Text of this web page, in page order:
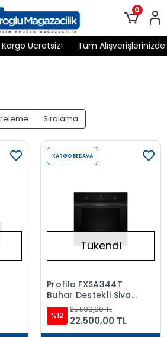
Ücretsiz! Tüm
0
Sıralama
KARGO BEDAVA
Tükendi
Profilo FXSA344T
Buhar Destekli Siyah
Ankastre Fırın 8
Fonksiyon
%12
25.500,00 TL
22.500,00 TL